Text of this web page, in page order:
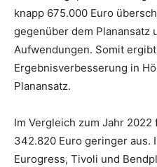
knapp 675.000 Euro
gegenüber dem Planansatz
Aufwendungen. Somit
Ergebnisverbesserung in
Planansatz.
Im Vergleich zum Jahr 2022
342.820 Euro geringer aus.
Eurogress, Tivoli und